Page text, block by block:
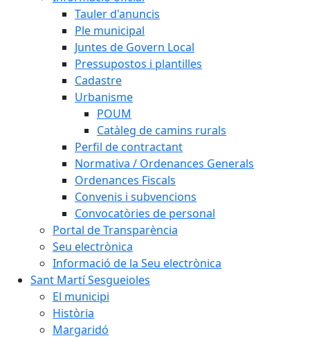
Tauler d'anuncis
Ple municipal
Juntes de Govern Local
Pressupostos i plantilles
Cadastre
Urbanisme
POUM
Catàleg de camins rurals
Perfil de contractant
Normativa / Ordenances Generals
Ordenances Fiscals
Convenis i subvencions
Convocatòries de personal
Portal de Transparència
Seu electrònica
Informació de la Seu electrònica
Sant Martí Sesgueioles
El municipi
Història
Margaridó